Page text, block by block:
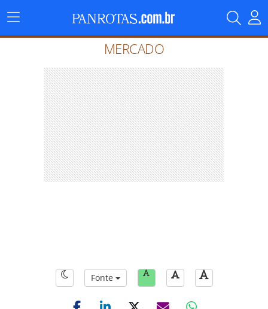
Menu
Principal
MERCADO
Fonte